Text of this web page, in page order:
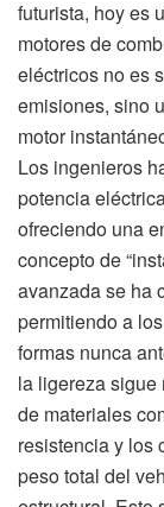
futurista, hoy es
motores de
eléctricos no es
emisiones, sino
motor
Los ingenieros
potencia
ofreciendo una
concepto de
avanzada se ha
permitiendo a
formas nunca
la ligereza sigue
de materiales
resistencia y los
peso total del